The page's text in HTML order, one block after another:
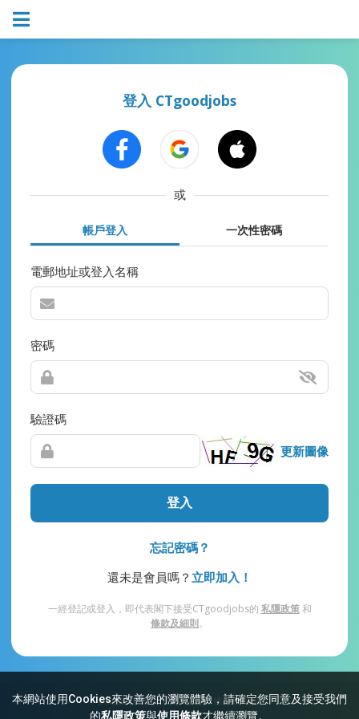
本網站使用Cookies來改善您的瀏覽體驗，請確定您同意及接受我們
的私隱政策與使用條款才繼續瀏覽。
登入 CTgoodjobs
或
帳戶登入 一次性密碼
電郵地址或登入名稱
密碼
驗證碼
更新圖像
登入
忘記密碼？
還未是會員嗎？ 立即加入！
一經登記或登入，即代表閣下接受CTgoodjobs的 私隱政策和
條款及細則。
網站索引 常見問題 私隱 條款及細則